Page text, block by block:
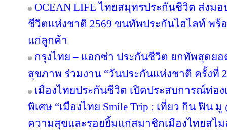
OCEAN LIFE ไทยสมุทรประกันชีวิต ส่งม
ชีวิตแห่งชาติ 2569 ขนทัพประกันไฮไลท์ พร้
แก่ลูกค้า
กรุงไทย – แอกซ่า ประกันชีวิต ยกทัพสุดย
สุขภาพ ร่วมงาน “วันประกันแห่งชาติ ครั้งที่
เมืองไทยประกันชีวิต เปิดประสบการณ์ท่อ
พิเศษ “เมืองไทย Smile Trip : เที่ยว กิน ฟิน มู
ความสุขและรอยยิ้มแก่สมาชิกเมืองไทยสไ